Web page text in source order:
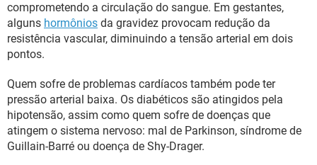
comprometendo a circulação do sangue. Em gestantes,
alguns hormônios da gravidez provocam redução da
resistência vascular, diminuindo a tensão arterial em dois
pontos.
Quem sofre de problemas cardíacos também pode ter
pressão arterial baixa. Os diabéticos são atingidos pela
hipotensão, assim como quem sofre de doenças que
atingem o sistema nervoso: mal de Parkinson, síndrome de
Guillain-Barré ou doença de Shy-Drager.